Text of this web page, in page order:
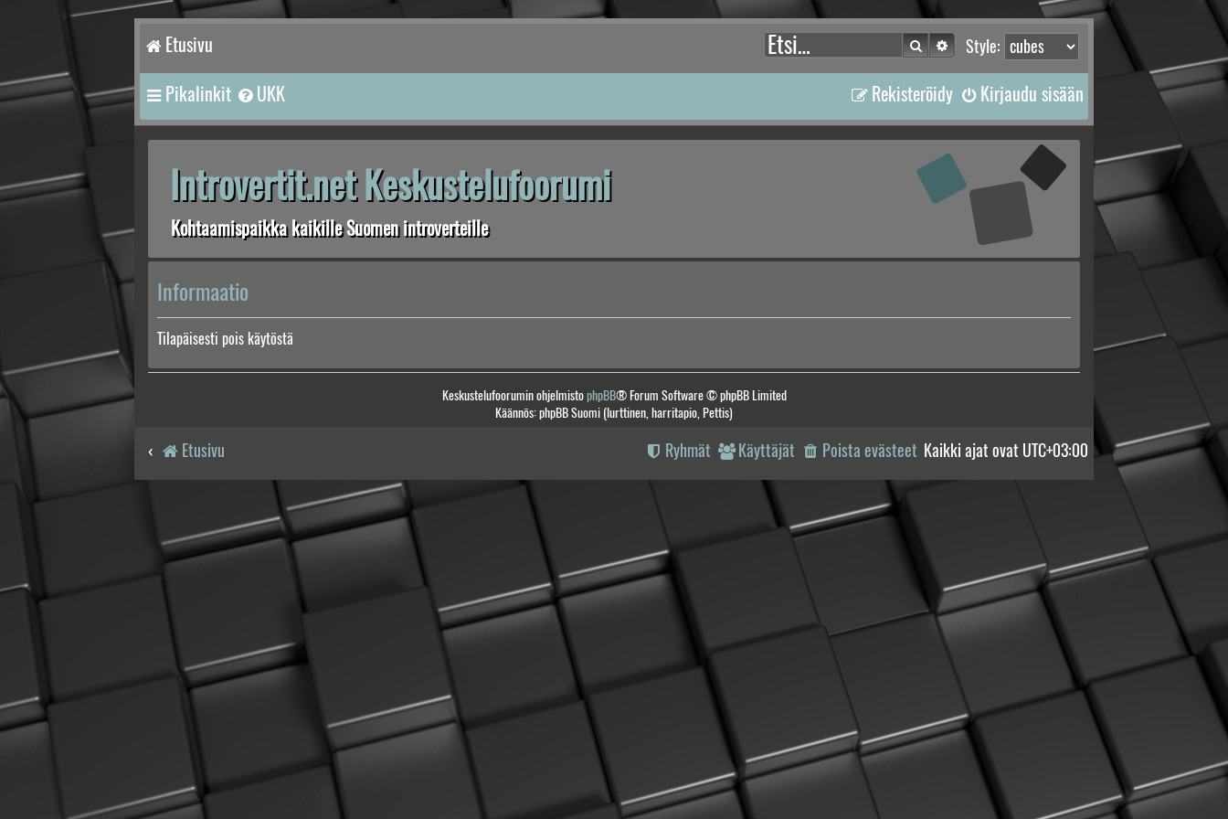
Etusivu Style:
Etsi Tarkennettu haku
Pikalinkit UKK Kirjaudu sisään
Rekisteröidy
Introvertit.net Keskustelufoorumi
Kohtaamispaikka kaikille Suomen introverteille
Informaatio
Tilapäisesti pois käytöstä
Keskustelufoorumin ohjelmistophpBB® Forum Software © phpBB Limited
Käännös: phpBB Suomi (lurttinen, harritapio, Pettis)
Etusivu Kaikki ajat ovat UTC+03:00
Poista evästeet
Käyttäjät
Ryhmät